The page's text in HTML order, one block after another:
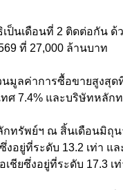
ป็นเดือนที่ 2 ติดต่อกัน
ที่ 27,000 ล้านบาท
ลค่าการซื้อขายสูงสุด
ศ 7.4% และบริษัทหลัก
ทรัพย์ฯ ณ สิ้นเดือนมิถุน
อยู่ที่ระดับ 13.2 เท่า แ
ชียซึ่งอยู่ที่ระดับ 17.3 เท่